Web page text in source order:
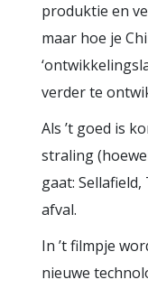
produktie en
maar hoe je
verder te
Als ’t goed is
straling
gaat:
afval.
In ’t filmpje
nieuwe